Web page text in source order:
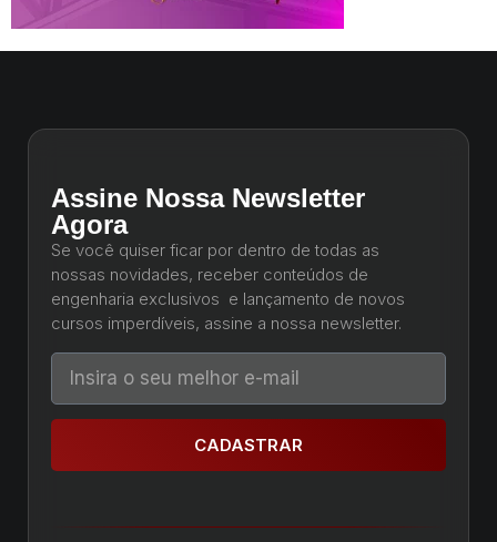
Assine Nossa Newsletter
Agora
Se você quiser ficar por dentro de todas as
nossas novidades, receber conteúdos de
engenharia exclusivos e lançamento de novos
cursos imperdíveis, assine a nossa newsletter.
CADASTRAR